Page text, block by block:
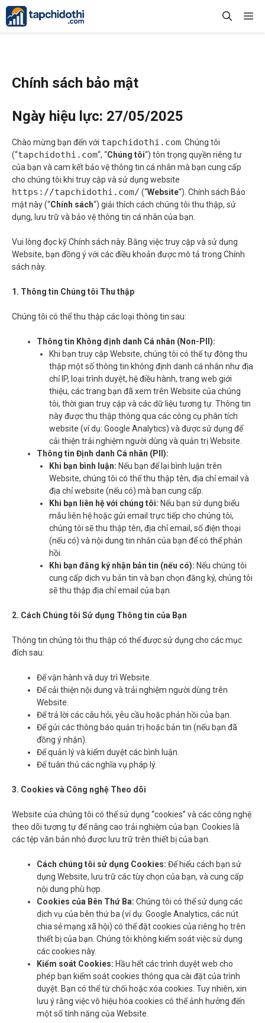
Chuyển
đến
Chính sách bảo mật
Ngày hiệu lực: 27/05/2025
Chào mừng bạn đến với tapchidothi.com . Chúng tôi
(“tapchidothi.com“, “Chúng tôi“) tôn trọng quyền riêng tư
của bạn và cam kết bảo vệ thông tin cá nhân mà bạn cung cấp
cho chúng tôi khi truy cập và sử dụng website
https://tapchidothi.com/ (“Website“). Chính sách Bảo
mật này (“Chính sách“) giải thích cách chúng tôi thu thập, sử
dụng, lưu trữ và bảo vệ thông tin cá nhân của bạn.
Vui lòng đọc kỹ Chính sách này. Bằng việc truy cập và sử dụng
Website, bạn đồng ý với các điều khoản được mô tả trong Chính
sách này.
1. Thông tin Chúng tôi Thu thập
Chúng tôi có thể thu thập các loại thông tin sau:
Thông tin Không định danh Cá nhân (Non-PII):
Khi bạn truy cập Website, chúng tôi có thể tự động thu
thập một số thông tin không định danh cá nhân như địa
chỉ IP, loại trình duyệt, hệ điều hành, trang web giới
thiệu, các trang bạn đã xem trên Website của chúng
tôi, thời gian truy cập và các dữ liệu tương tự. Thông tin
này được thu thập thông qua các công cụ phân tích
website (ví dụ: Google Analytics) và được sử dụng để
cải thiện trải nghiệm người dùng và quản trị Website.
Thông tin Định danh Cá nhân (PII):
Khi bạn bình luận: Nếu bạn để lại bình luận trên
Website, chúng tôi có thể thu thập tên, địa chỉ email và
địa chỉ website (nếu có) mà bạn cung cấp.
Khi bạn liên hệ với chúng tôi: Nếu bạn sử dụng biểu
mẫu liên hệ hoặc gửi email trực tiếp cho chúng tôi,
chúng tôi sẽ thu thập tên, địa chỉ email, số điện thoại
(nếu có) và nội dung tin nhắn của bạn để có thể phản
hồi.
Khi bạn đăng ký nhận bản tin (nếu có): Nếu chúng tôi
cung cấp dịch vụ bản tin và bạn chọn đăng ký, chúng tôi
sẽ thu thập địa chỉ email của bạn.
2. Cách Chúng tôi Sử dụng Thông tin của Bạn
Thông tin chúng tôi thu thập có thể được sử dụng cho các mục
đích sau:
Để vận hành và duy trì Website.
Để cải thiện nội dung và trải nghiệm người dùng trên
Website.
Để trả lời các câu hỏi, yêu cầu hoặc phản hồi của bạn.
Để gửi các thông báo quản trị hoặc bản tin (nếu bạn đã
đồng ý nhận).
Để quản lý và kiểm duyệt các bình luận.
Để tuân thủ các nghĩa vụ pháp lý.
3. Cookies và Công nghệ Theo dõi
Website của chúng tôi có thể sử dụng “cookies” và các công nghệ
theo dõi tương tự để nâng cao trải nghiệm của bạn. Cookies là
các tệp văn bản nhỏ được lưu trữ trên thiết bị của bạn.
Cách chúng tôi sử dụng Cookies: Để hiểu cách bạn sử
dụng Website, lưu trữ các tùy chọn của bạn, và cung cấp
nội dung phù hợp.
Cookies của Bên Thứ Ba: Chúng tôi có thể sử dụng các
dịch vụ của bên thứ ba (ví dụ: Google Analytics, các nút
chia sẻ mạng xã hội) có thể đặt cookies của riêng họ trên
thiết bị của bạn. Chúng tôi không kiểm soát việc sử dụng
các cookies này.
Kiểm soát Cookies: Hầu hết các trình duyệt web cho
phép bạn kiểm soát cookies thông qua cài đặt của trình
duyệt. Bạn có thể từ chối hoặc xóa cookies. Tuy nhiên, xin
lưu ý rằng việc vô hiệu hóa cookies có thể ảnh hưởng đến
một số tính năng của Website.